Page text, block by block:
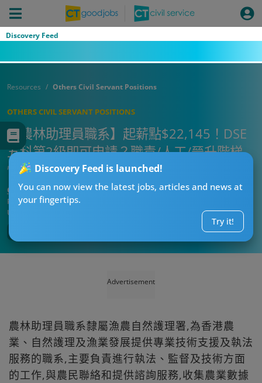
Discovery Feed
Discovery Feed is launched!
You can now view the latest jobs, articles and news at
your fingertips.
Try it!
Resources Others Civil Servant Positions
OTHERS CIVIL SERVANT POSITIONS
【農林助理員職系】起薪點$22,145！DSE
五科第2級即可申請？職責/人工/晉升階梯
懶人包！
CT求職戰略師
Published:2026-08-02 15:06
Updated:
Advertisement
農林助理員職系隸屬漁農自然護理署,為香港農
業、自然護理及漁業發展提供專業技術支援及執法
服務的職系,主要負責進行執法、監督及技術方面
的工作,與農民聯絡和提供諮詢服務,收集農業數據